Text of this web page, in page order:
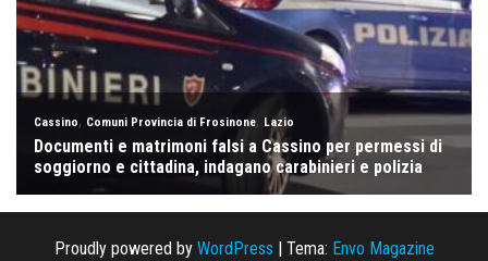
Proudly powered by WordPress | Tema: Envo Magazine